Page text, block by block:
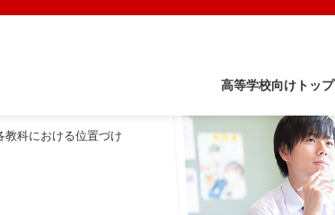
高等学校向けトップ
教科における位置づけ